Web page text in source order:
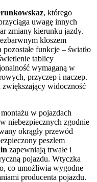
, którego
uwagę innych
zmiany kierunku jazdy.
kloszem
funkcje – światło
tablicy
wymaganą w
przyczep i naczep.
zwiększający widoczność
w pojazdach
niebezpiecznych zgodnie
okrągły przewód
peszlem
zapewniają trwałe i
pojazdu. Wtyczka
co umożliwia wygodne
producenta pojazdu.